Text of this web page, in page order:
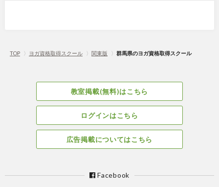
TOP 〉 ヨガ資格取得スクール 〉 関東版 〉 群馬県のヨガ資格取得スクール
教室掲載(無料)はこちら
ログインはこちら
広告掲載についてはこちら
Facebook